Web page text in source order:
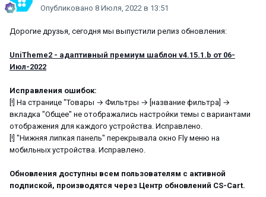
Опубликовано 8 Июля, 2022 в 13:51
Дорогие друзья, сегодня мы выпустили релиз обновления:
UniTheme2 - адаптивный премиум шаблон v4.15.1.b от 06-
Июл-2022
Исправления ошибок:
[!] На странице "Товары → Фильтры → [название фильтра] →
вкладка "Общее" не отображались настройки темы с вариантами
отображения для каждого устройства. Исправлено.
[!] "Нижняя липкая панель" перекрывала окно Fly меню на
мобильных устройства. Исправлено.
Обновления доступны всем пользователям с активной
подпиской, производятся через Центр обновлений CS-Cart.